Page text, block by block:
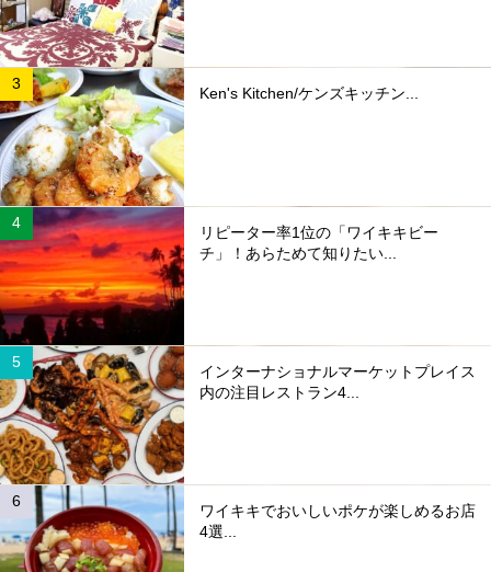
Ken's Kitchen/ケンズキッチン...
リピーター率1位の「ワイキキビー
チ」！あらためて知りたい...
インターナショナルマーケットプレイス
内の注目レストラン4...
ワイキキでおいしいポケが楽しめるお店
4選...